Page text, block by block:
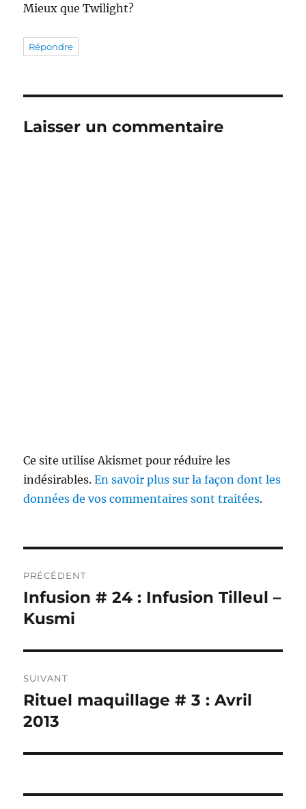
Mieux que Twilight?
Répondre
Laisser un commentaire
Ce site utilise Akismet pour réduire les
indésirables.En savoir plus sur la façon dont les
données de vos commentaires sont traitées.
de
l’article
PRÉCÉDENT
Publication
précédente :
Infusion # 24 : Infusion Tilleul –
Kusmi
SUIVANT
Publication
suivante :
Rituel maquillage # 3 : Avril
2013